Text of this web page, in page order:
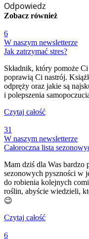
Odpowiedz
Zobacz również
6
W naszym newsletterze
Jak zatrzymać stres?
Składnik, który pomoże
poprawią Ci nastrój.
odpręży oraz jakie są
i polepszenia
Czytaj całość
31
W naszym newsletterze
Całoroczna lista
Mam dziś dla Was
sezonowych pyszności w
do robienia kolejnych
roślin, abyście wiedzieli,
😉
Czytaj całość
6